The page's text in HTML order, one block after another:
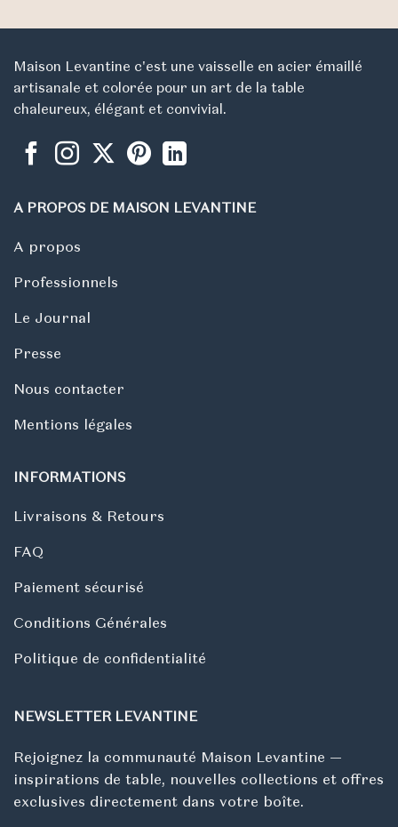
Maison Levantine c'est une vaisselle en acier émaillé
artisanale et colorée pour un art de la table
chaleureux, élégant et convivial.
A PROPOS DE MAISON LEVANTINE
A propos
Professionnels
Le Journal
Presse
Nous contacter
Mentions légales
INFORMATIONS
Livraisons & Retours
FAQ
Paiement sécurisé
Conditions Générales
Politique de confidentialité
NEWSLETTER LEVANTINE
Rejoignez la communauté Maison Levantine —
inspirations de table, nouvelles collections et offres
exclusives directement dans votre boîte.